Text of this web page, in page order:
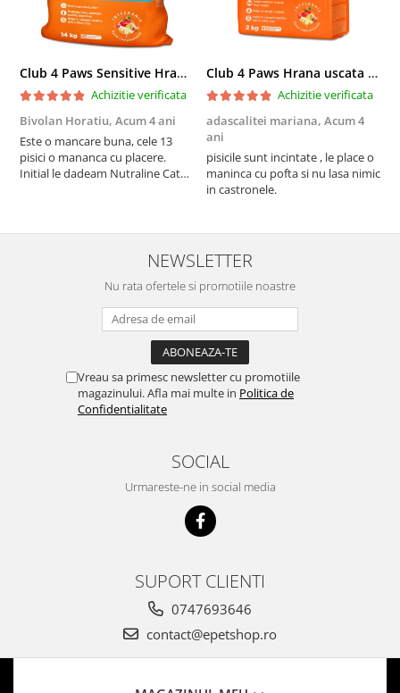
Club 4 Paws Sensitive Hrana uscata pisici adulte, 14kg
Achizitie verificata
Bivolan Horatiu, Acum 4 ani
Este o mancare buna, cele 13
pisici o mananca cu placere.
Initial le dadeam Nutraline Cat
nu o mananca cu placere. Eu
sunt multumit si voi continua cu
Club 4 Paws Hrana uscata pisici sterilizate, 2kg
Achizitie verificata
adascalitei mariana, Acum 4
ani
pisicile sunt incintate , le place o
maninca cu pofta si nu lasa nimic
in castronele.
NEWSLETTER
Nu rata ofertele si promotiile noastre
Vreau sa primesc newsletter cu promotiile
magazinului. Afla mai multe in Politica de
Confidentialitate
SOCIAL
Urmareste-ne in social media
SUPORT CLIENTI
0747693646
contact@epetshop.ro